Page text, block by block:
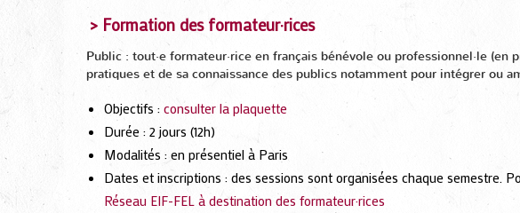
> Formation des formateur·rices
Public : tout·e formateur·rice en français bénévole ou professionnel·le
pratiques et de sa connaissance des publics notamment pour intégrer ou
Objectifs : consulter la plaquette
Durée : 2 jours (12h)
Modalités : en présentiel à Paris
Dates et inscriptions : des sessions sont organisées chaque semestre.
Réseau EIF-FEL à destination des formateur·rices